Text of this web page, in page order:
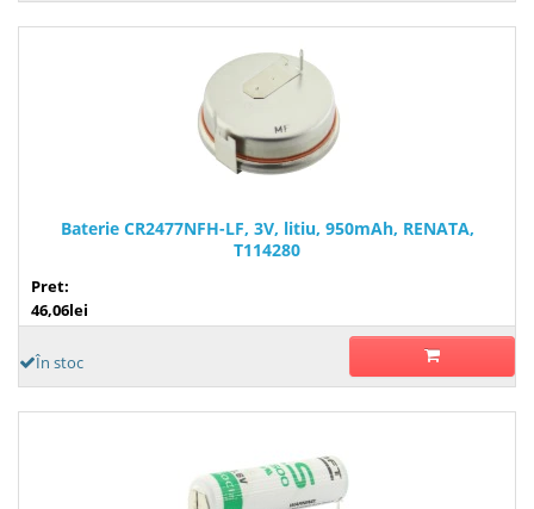
Baterie CR2477NFH-LF, 3V, litiu, 950mAh, RENATA,
T114280
Pret:
46,06lei
În stoc